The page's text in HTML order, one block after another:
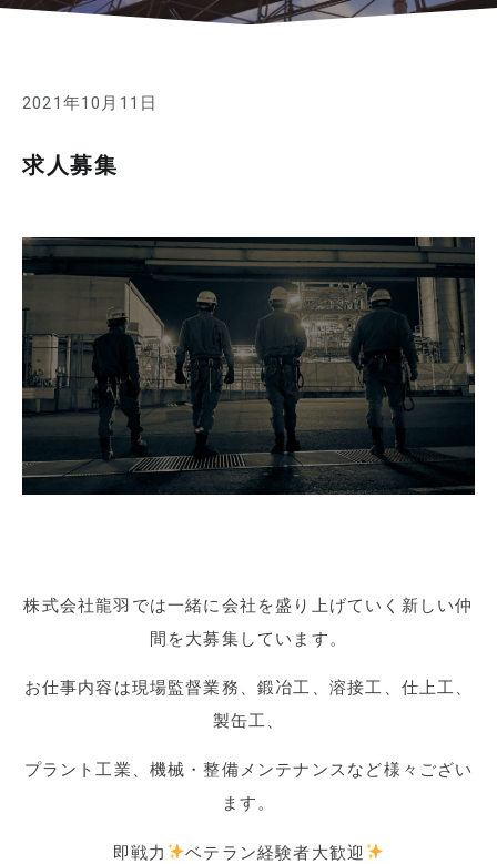
2021年10月11日
求人募集
株式会社龍羽では一緒に会社を盛り上げていく新しい仲
間を大募集しています。
お仕事内容は現場監督業務、鍛冶工、溶接工、仕上工、
製缶工、
プラント工業、機械・整備メンテナンスなど様々ござい
ます。
即戦力 ベテラン経験者大歓迎